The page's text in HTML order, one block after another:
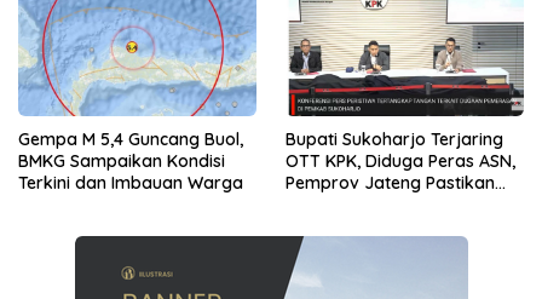
Gempa M 5,4 Guncang Buol,
BMKG Sampaikan Kondisi
Terkini dan Imbauan Warga
Bupati Sukoharjo Terjaring
OTT KPK, Diduga Peras ASN,
Pemprov Jateng Pastikan